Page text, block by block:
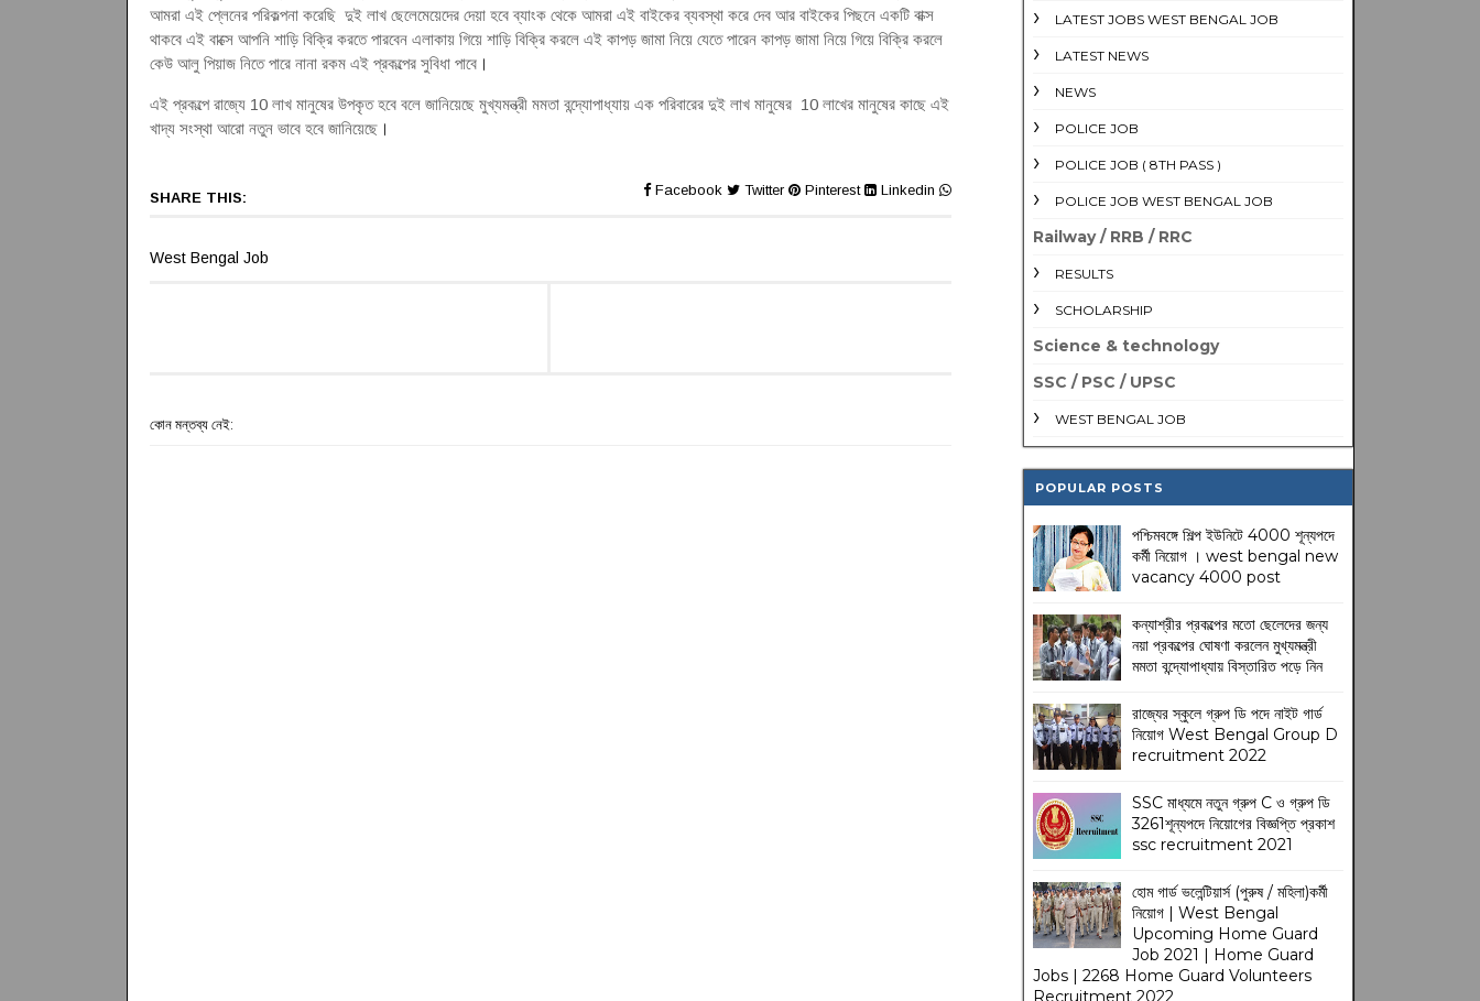
আমরা এই প্লেনের পরিকল্পনা করেছি দুই লাখ ছেলেমেয়েদের দেয়া হবে ব্যাংক থেকে আমরা এই বাইকের ব্যবস্থা করে দেব আর বাইকের পিছনে একটি বাক্স
থাকবে এই বাক্সে আপনি শাড়ি বিক্রি করতে পারবেন এলাকায় গিয়ে শাড়ি বিক্রি করলে এই কাপড় জামা নিয়ে যেতে পারেন কাপড় জামা নিয়ে গিয়ে বিক্রি করলে
কেউ আলু পিয়াজ নিতে পারে নানা রকম এই প্রকল্পের সুবিধা পাবে।
এই প্রকল্পে রাজ্যে 10 লাখ মানুষের উপকৃত হবে বলে জানিয়েছে মুখ্যমন্ত্রী মমতা বন্দ্যোপাধ্যায় এক পরিবারের দুই লাখ মানুষের 10 লাখের মানুষের কাছে এই
খাদ্য সংস্থা আরো নতুন ভাবে হবে জানিয়েছে।
SHARE THIS: Facebook Twitter Pinterest Linkedin
West Bengal Job
কোন মন্তব্য নেই:
LATEST JOBS WEST BENGAL JOB
LATEST NEWS
NEWS
POLICE JOB
POLICE JOB ( 8TH PASS )
POLICE JOB WEST BENGAL JOB
Railway / RRB / RRC
RESULTS
SCHOLARSHIP
Science & technology
SSC / PSC / UPSC
WEST BENGAL JOB
POPULAR POSTS
পশ্চিমবঙ্গে শিল্প ইউনিটে 4000 শূন্যপদে
কর্মী নিয়োগ । west bengal new
vacancy 4000 post
কন্যাশ্রীর প্রকল্পের মতো ছেলেদের জন্য
নয়া প্রকল্পের ঘোষণা করলেন মুখ্যমন্ত্রী
মমতা বন্দ্যোপাধ্যায় বিস্তারিত পড়ে নিন
রাজ্যের স্কুলে গ্রুপ ডি পদে নাইট গার্ড
নিয়োগ West Bengal Group D
recruitment 2022
SSC মাধ্যমে নতুন গ্রুপ C ও গ্রুপ ডি
3261শূন্যপদে নিয়োগের বিজ্ঞপ্তি প্রকাশ
ssc recruitment 2021
হোম গার্ড ভলেন্টিয়ার্স (পুরুষ / মহিলা)কর্মী
নিয়োগ | West Bengal
Upcoming Home Guard
Job 2021 | Home Guard
Jobs | 2268 Home Guard Volunteers
Recruitment 2022